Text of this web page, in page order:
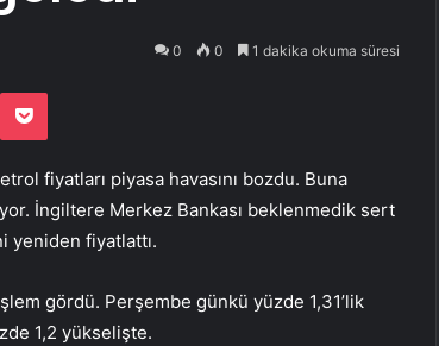
0 0 1 dakika okuma süresi
Pocket
fiyatları piyasa havasını bozdu. Buna
İngiltere Merkez Bankası beklenmedik sert
yeniden fiyatlattı.
gördü. Perşembe günkü yüzde 1,31’lik
1,2 yükselişte.